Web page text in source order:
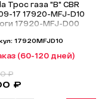
Трос газа "B" CBR
17 17920-MFJ-D10
17920-MFJ-D00
17920MFJD10
(60-120 дней)
₽
₽